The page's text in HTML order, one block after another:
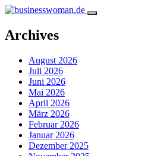
Archives
August 2026
Juli 2026
Juni 2026
Mai 2026
April 2026
März 2026
Februar 2026
Januar 2026
Dezember 2025